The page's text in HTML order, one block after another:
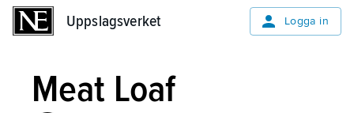
Uppslagsverket Logga in
Meat Loaf